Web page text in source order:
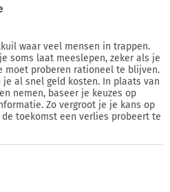
waar veel mensen in trappen.
soms laat meeslepen, zeker als je
moet proberen rationeel te blijven.
al snel geld kosten. In plaats van
nemen, baseer je keuzes op
Zo vergroot je je kans op
toekomst een verlies probeert te